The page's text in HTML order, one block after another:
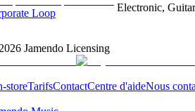
Loop
Electronic,
2026 Jamendo Licensing
storeTarifsContactCentre d'aideNous